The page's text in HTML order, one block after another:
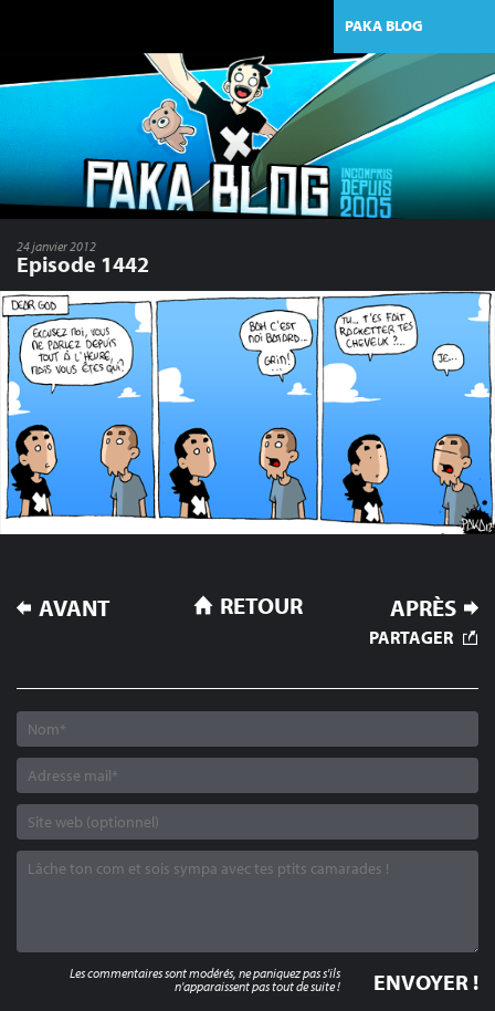
PAKA BLOG
24 janvier 2012
Episode 1442
NAVIGATION
DE
AVANT APRÈS
RETOUR
PARTAGER
Les commentaires sont modérés, ne paniquez pas s'ils
n'apparaissent pas tout de suite !